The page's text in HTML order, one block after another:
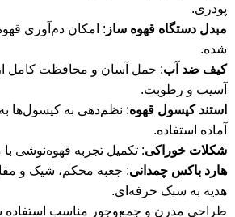
پودری.
مبدل دستگاه قهوه ساز : امکان دم‌آوری
شده.
کیف ضد آب: حمل آسان و محافظت کامل از
آسیب و رطوبت.
استند کپسول قهوه: نظم‌دهی به کپسول‌ها
آماده استفاده.
شکلات خوراکی: تکمیل تجربه قهوه‌نوشی
هارد باکس چمدانی: جعبه محکم، شیک و
هدیه به سبک حرفه‌ای.
طراحی مدرن و جمع‌وجور مناسب استفاده